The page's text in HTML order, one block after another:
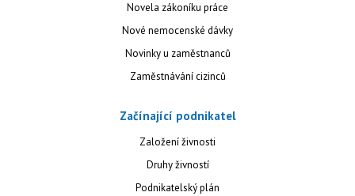
Novela zákoníku práce
Nové nemocenské dávky
Novinky u zaměstnanců
Zaměstnávání cizinců
Začínající podnikatel
Založení živnosti
Druhy živností
Podnikatelský plán